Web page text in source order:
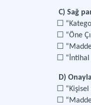
C) Sağ
☐
☐ “Öne
☐
☐ “İntihal
D)
☐ “Kişisel
☐